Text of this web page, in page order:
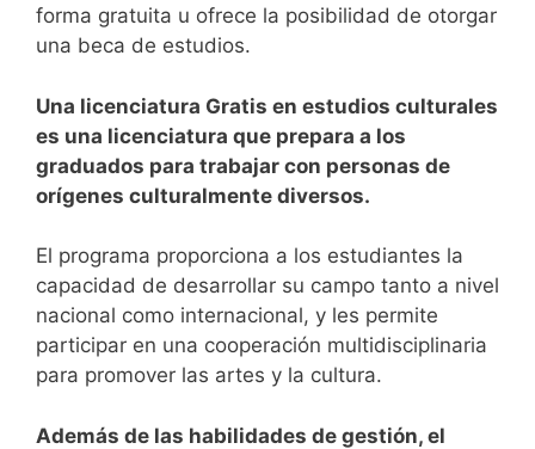
forma gratuita u ofrece la posibilidad de otorgar
una beca de estudios.
Una licenciatura Gratis en estudios culturales
es una licenciatura que prepara a los
graduados para trabajar con personas de
orígenes culturalmente diversos.
El programa proporciona a los estudiantes la
capacidad de desarrollar su campo tanto a nivel
nacional como internacional, y les permite
participar en una cooperación multidisciplinaria
para promover las artes y la cultura.
Además de las habilidades de gestión, el